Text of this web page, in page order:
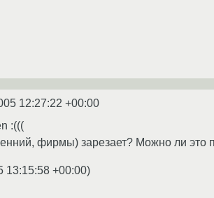
12:27:22 +00:00
:(((
фирмы) зарезает? Можно ли это
13:15:58 +00:00)